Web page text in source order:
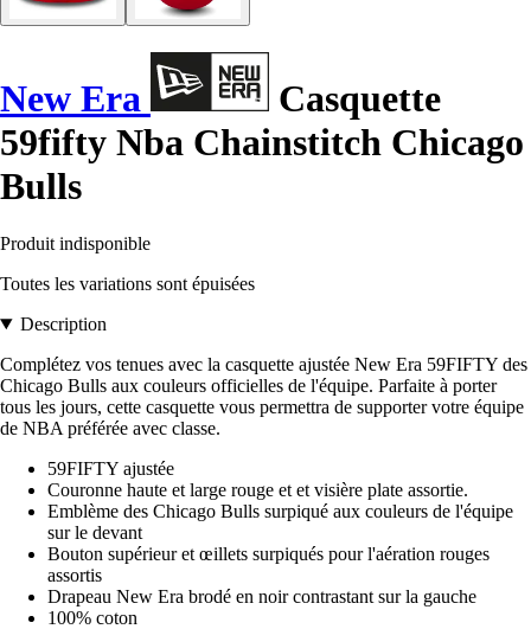
New Era
Casquette
59fifty Nba Chainstitch Chicago
Bulls
Produit indisponible
Toutes les variations sont épuisées
Description
Complétez vos tenues avec la casquette ajustée New Era 59FIFTY des
Chicago Bulls aux couleurs officielles de l'équipe. Parfaite à porter
tous les jours, cette casquette vous permettra de supporter votre équipe
de NBA préférée avec classe.
59FIFTY ajustée
Couronne haute et large rouge et et visière plate assortie.
Emblème des Chicago Bulls surpiqué aux couleurs de l'équipe
sur le devant
Bouton supérieur et œillets surpiqués pour l'aération rouges
assortis
Drapeau New Era brodé en noir contrastant sur la gauche
100% coton